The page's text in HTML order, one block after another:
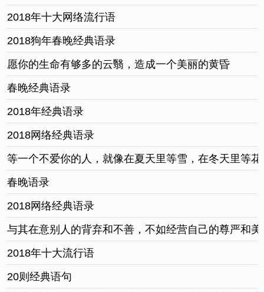
2018年十大网络流行语
2018狗年春晚经典语录
愿你的生命有够多的云翳，造成一个美丽的黄昏
春晚经典语录
2018年经典语录
2018网络经典语录
等一个不爱你的人，就像在夏天里等雪，在冬天里等花
春晚语录
2018网络经典语录
与其在意别人的背弃和不善，不如经营自己的尊严和美
2018年十大流行语
20则经典语句